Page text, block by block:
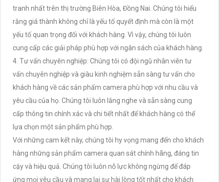
tranh nhất trên thị trường Biên Hòa, Đồng Nai. Chúng tôi hiểu
rằng giá thành không chỉ là yếu tố quyết định mà còn là một
yếu tố quan trọng đối với khách hàng. Vì vậy, chúng tôi luôn
cung cấp các giải pháp phù hợp với ngân sách của khách hàng.
4. Tư vấn chuyên nghiệp: Chúng tôi có đội ngũ nhân viên tư
vấn chuyên nghiệp và giàu kinh nghiệm sẵn sàng tư vấn cho
khách hàng về các sản phẩm camera phù hợp với nhu cầu và
yêu cầu của họ. Chúng tôi luôn lắng nghe và sẵn sàng cung
cấp thông tin chính xác và chi tiết nhất để khách hàng có thể
lựa chọn một sản phẩm phù hợp.
Với những cam kết này, chúng tôi hy vọng mang đến cho khách
hàng những sản phẩm camera quan sát chính hãng, đáng tin
cậy và hiệu quả. Chúng tôi luôn nỗ lực không ngừng để đáp
ứng mọi yêu cầu và mang lại sự hài lòng tốt nhất cho khách